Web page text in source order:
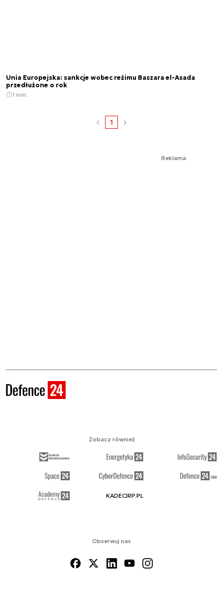
Unia Europejska: sankcje wobec reżimu Baszara el-Asada
przedłużone o rok
1 min.
1
Reklama
Obserwuj nas
Zobacz również
KADECIRP.PL